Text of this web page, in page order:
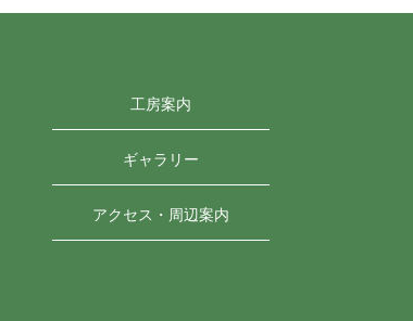
工房案内
ギャラリー
アクセス・周辺案内